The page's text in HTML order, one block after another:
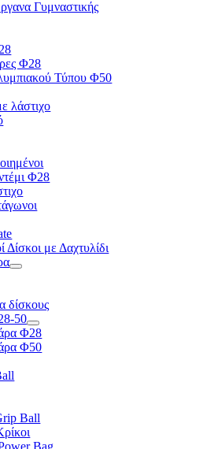
Γυμναστικής
Φ28
Τύπου Φ50
λάστιχο
Φ28
Δίσκοι με Δαχτυλίδι
δίσκους
50
Φ28
Φ50
Ball
Bag